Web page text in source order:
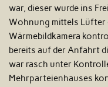
war, dieser wurde ins
Wohnung mittels Lüfter
Wärmebildkamera
bereits auf der Anfahrt
war rasch unter
Mehrparteienhauses